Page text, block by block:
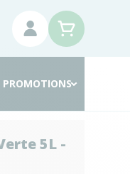
PROMOTIONS
5L -